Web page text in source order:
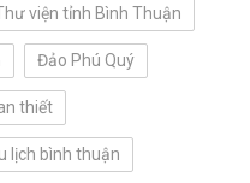
viện tỉnh Bình Thuận
Đảo Phú Quý
thiết
lịch bình thuận